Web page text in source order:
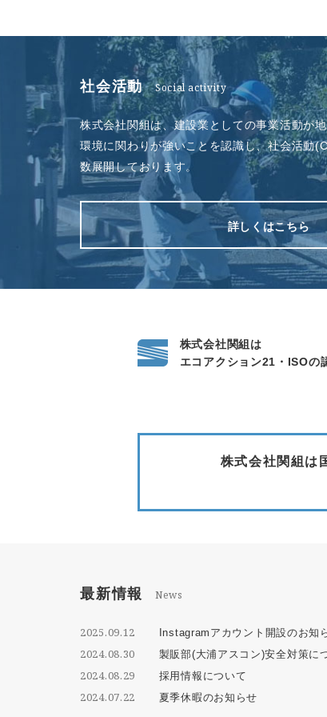
社会活動 Social activity
株式会社関組は、建設業としての事業活動が
環境に関わりが強いことを認識し、社会活動
数展開しております。
詳しくはこちら
株式会社関組は
エコアクション21・ISOの
株式会社関組は
最新情報 News
2025.09.12 Instagramアカウント開設のお知
2024.08.30 製販部(大浦アスコン)安全対策に
2024.08.29 採用情報について
2024.07.22 夏季休暇のお知らせ